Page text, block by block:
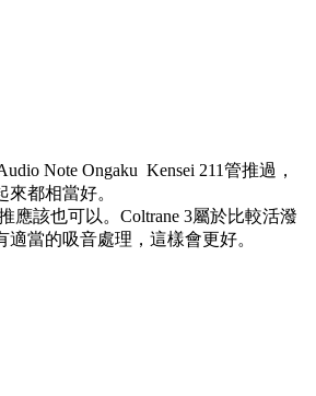
Note Ongaku Kensei 211管推過，
都相當好。
應該也可以。Coltrane 3屬於比較活潑
當的吸音處理，這樣會更好。